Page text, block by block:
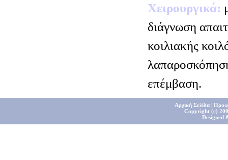
Χειρουργικά:
διάγνωση
κοιλιακής
επέμβαση.
Αρχική Σελίδα|
Copyright (c)
Designed